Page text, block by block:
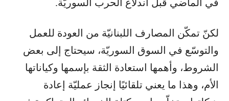
في الماضي قبل اندلاع الحرب السوريّة.
لكنّ تمكّن المصارف اللبنانيّة من العودة للعمل
والتوسّع في السوق السوريّة، سيحتاج إلى بعض
الشروط، وأهمها استعادة الثقة بإسمها وكياناتها
الأم، وهذا ما يعني تلقائيًا إنجاز عمليّة إعادة